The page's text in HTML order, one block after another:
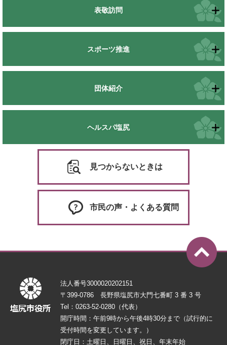
表敬訪問
スポーツ推進
団体紹介
ヘルスパ塩尻
見つからないときは
市民の声・よくある質問
法人番号3000020202151
〒399-0786 長野県塩尻市大門七番町 3 番 3 号
Tel：0263-52-0280（代表）
開庁時間：午前9時から午後4時30分まで（試行的に
受付時間を変更しています。）
閉庁日：土曜日、日曜日、祝日、年末年始